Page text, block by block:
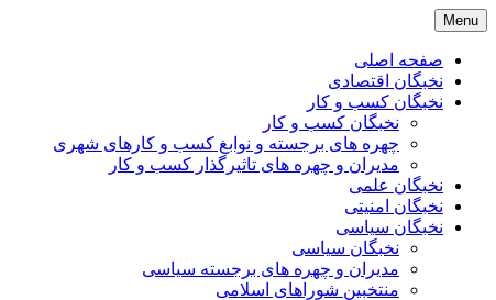
Skip
to
content
Menu
صفحه اصلی
نخبگان اقتصادی
نخبگان کسب و کار
نخبگان کسب و کار
چهره های برجسته و نوابغ کسب و کارهای شهری
مدیران و چهره های تاثیرگذار کسب و کار
نخبگان علمی
نخبگان امنیتی
نخبگان سیاسی
نخبگان سیاسی
مدیران و چهره های برجسته سیاسی
منتخبین شوراهای اسلامی